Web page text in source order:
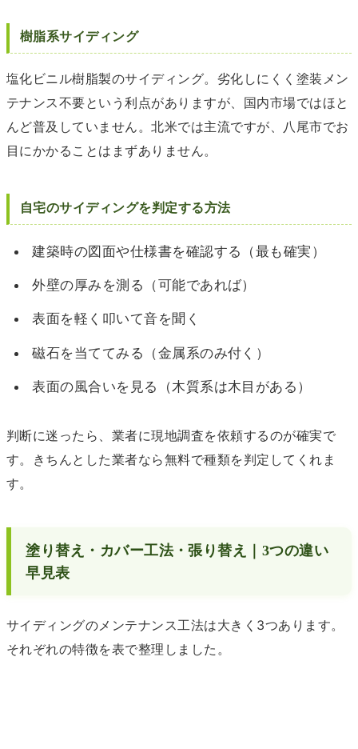
樹脂系サイディング
塩化ビニル樹脂製のサイディング。劣化しにくく塗装メン
テナンス不要という利点がありますが、国内市場ではほと
んど普及していません。北米では主流ですが、八尾市でお
目にかかることはまずありません。
自宅のサイディングを判定する方法
建築時の図面や仕様書を確認する（最も確実）
外壁の厚みを測る（可能であれば）
表面を軽く叩いて音を聞く
磁石を当ててみる（金属系のみ付く）
表面の風合いを見る（木質系は木目がある）
判断に迷ったら、業者に現地調査を依頼するのが確実で
す。きちんとした業者なら無料で種類を判定してくれま
す。
塗り替え・カバー工法・張り替え｜3つの違い
早見表
サイディングのメンテナンス工法は大きく3つあります。
それぞれの特徴を表で整理しました。